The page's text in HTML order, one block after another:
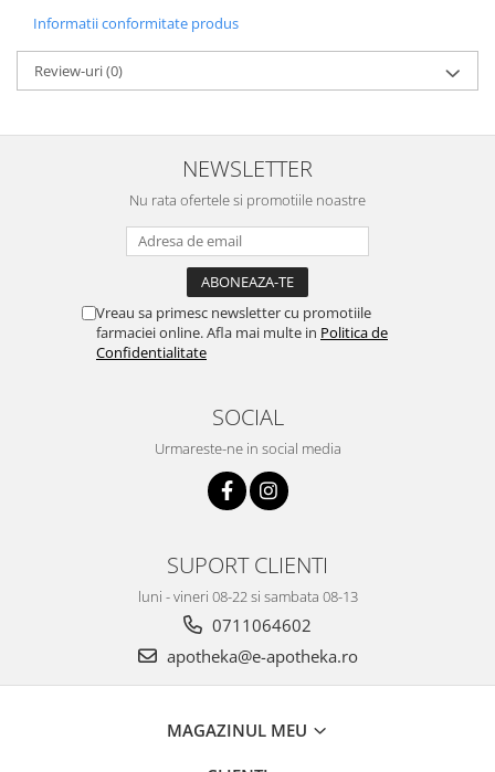
Informatii conformitate produs
Review-uri(0)
NEWSLETTER
Nu rata ofertele si promotiile noastre
Vreau sa primesc newsletter cu promotiile
farmaciei online. Afla mai multe in Politica de
Confidentialitate
SOCIAL
Urmareste-ne in social media
SUPORT CLIENTI
luni - vineri 08-22 si sambata 08-13
0711064602
apotheka@e-apotheka.ro
MAGAZINUL MEU